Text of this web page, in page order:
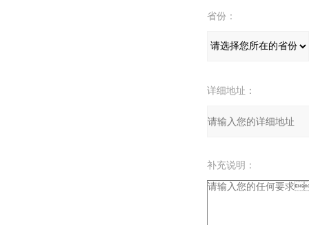
省份：
详细地址：
补充说明：